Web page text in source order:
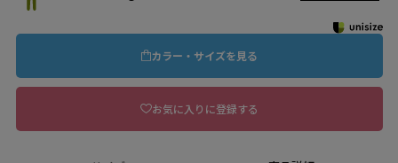
カラー・サイズを見る
お気に入りに登録する